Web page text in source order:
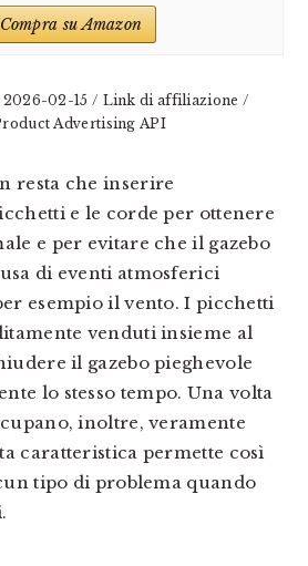
Compra su Amazon
02-15 / Link di affiliazione /
Advertising API
resta che inserire
e le corde per ottenere
e per evitare che il gazebo
di eventi atmosferici
esempio il vento. I picchetti
venduti insieme al
il gazebo pieghevole
lo stesso tempo. Una volta
inoltre, veramente
caratteristica permette così
tipo di problema quando